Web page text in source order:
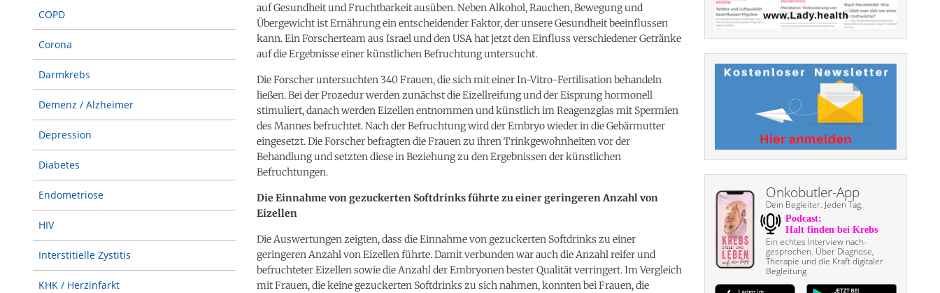
COPD
Corona
Darmkrebs
Demenz / Alzheimer
Depression
Diabetes
Endometriose
HIV
Interstitielle Zystitis
KHK / Herzinfarkt
auf Gesundheit und Fruchtbarkeit ausüben. Neben Alkohol, Rauchen, Bewegung und
Übergewicht ist Ernährung ein entscheidender Faktor, der unsere Gesundheit beeinflussen
kann. Ein Forscherteam aus Israel und den USA hat jetzt den Einfluss verschiedener Getränke
auf die Ergebnisse einer künstlichen Befruchtung untersucht.
Die Forscher untersuchten 340 Frauen, die sich mit einer In-Vitro-Fertilisation behandeln
ließen. Bei der Prozedur werden zunächst die Eizellreifung und der Eisprung hormonell
stimuliert, danach werden Eizellen entnommen und künstlich im Reagenzglas mit Spermien
des Mannes befruchtet. Nach der Befruchtung wird der Embryo wieder in die Gebärmutter
eingesetzt. Die Forscher befragten die Frauen zu ihren Trinkgewohnheiten vor der
Behandlung und setzten diese in Beziehung zu den Ergebnissen der künstlichen
Befruchtungen.
Die Einnahme von gezuckerten Softdrinks führte zu einer geringeren Anzahl von
Eizellen
Die Auswertungen zeigten, dass die Einnahme von gezuckerten Softdrinks zu einer
geringeren Anzahl von Eizellen führte. Damit verbunden war auch die Anzahl reifer und
befruchteter Eizellen sowie die Anzahl der Embryonen bester Qualität verringert. Im Vergleich
mit Frauen, die keine gezuckerten Softdrinks zu sich nahmen, konnten bei Frauen, die
Onkobutler-App
Dein Begleiter. Jeden Tag.
Ein echtes Interview nach­
gesprochen. Über Diagnose,
Therapie und die Kraft digitaler
Begleitung